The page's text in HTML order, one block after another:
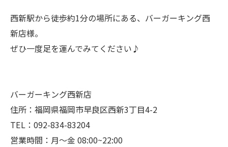
西新駅から徒歩約1分の場所にある、バーガーキング西
新店様。
ぜひ一度足を運んでみてください♪
バーガーキング西新店
住所：福岡県福岡市早良区西新3丁目4-2
TEL：092-834-83204
営業時間：月～金 08:00~22:00